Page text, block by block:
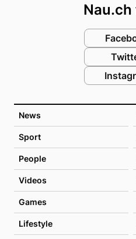
News
Sport
People
Videos
Games
Lifestyle
Nau.ch